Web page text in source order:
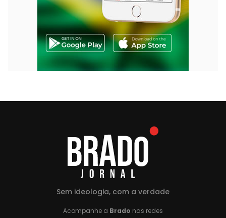
Sem ideologia, com a verdade
Acompanhe a Brado nas redes